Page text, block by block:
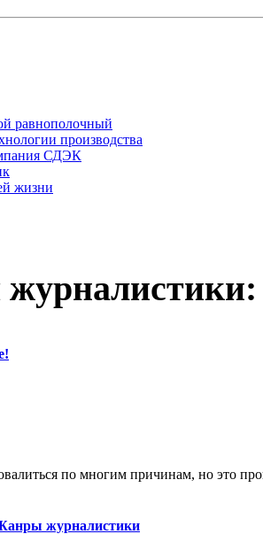
равнополочный
производства
СДЭК
жизни
по многим причинам, но это
журналистики